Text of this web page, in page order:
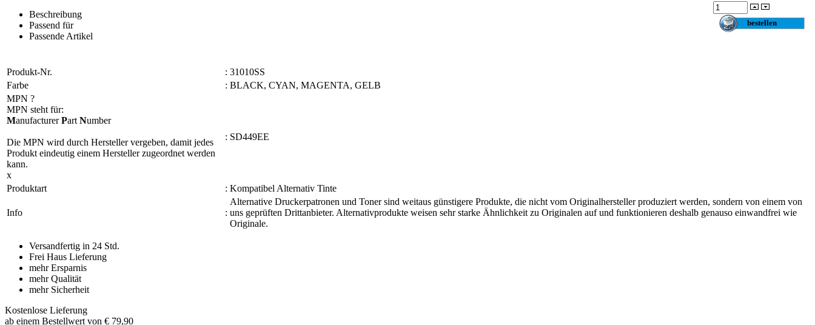
Beschreibung
Passend für
Passende Artikel
Produkt-Nr. : 31010SS
Farbe
: BLACK, CYAN, MAGENTA, GELB
MPN ?
MPN steht für:
ManufacturerPart Number
Die MPN wird durch Hersteller vergeben, damit jedes
Produkt eindeutig einem Hersteller zugeordnet werden
kann.
x
: SD449EE
Produktart : Kompatibel Alternativ Tinte
Info :
Alternative Druckerpatronen und Toner sind weitaus günstigere Produkte, die nicht vom Originalhersteller produziert werden, sondern von einem von
uns geprüften Drittanbieter. Alternativprodukte weisen sehr starke Ähnlichkeit zu Originalen auf und funktionieren deshalb genauso einwandfrei wie
Originale.
Versandfertig in 24 Std.
Frei Haus Lieferung
mehr Ersparnis
mehr Qualität
mehr Sicherheit
Kostenlose Lieferung
ab einem Bestellwert von € 79,90